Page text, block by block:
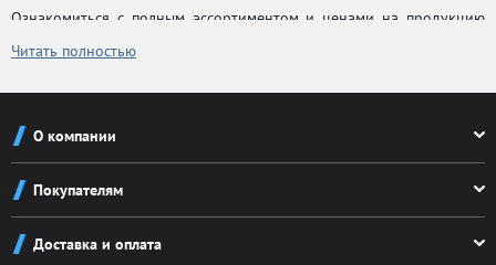
Ознакомиться с полным ассортиментом и ценами на продукцию
можно в нашем
Компания «Лидер» изготовляет наградную и сувенирную
дизайнер всегда поможет вам в реализации вашей идеи.
Награждайте кубками и медалями победителей соревнований,
вручайте призы и награды за особые заслуги в различных сферах.
Наградная спортивная атрибутика сделает любое соревнование
более значимым, а оригинальные награды идеально дополнят и
украсят торжественное мероприятие. Кроме того, в нашем
интернет-магазине можно купить
для кубков и
Читать полностью
О компании
Реквизиты
Новости
Покупателям
Система скидок
Доставка и оплата